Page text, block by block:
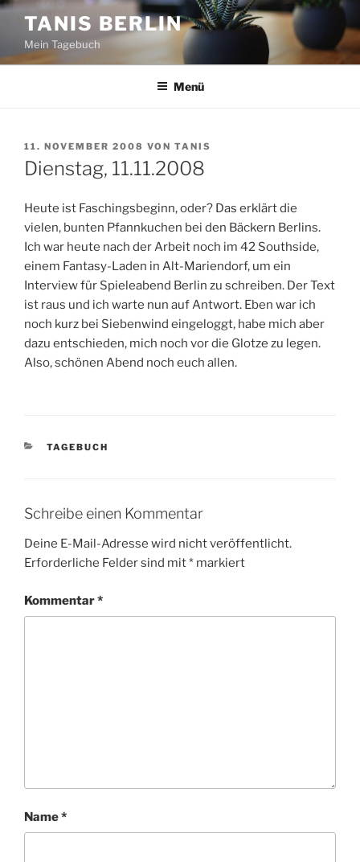
Zum
Inhalt
springen
TANIS BERLIN
Mein Tagebuch
Menü
VERÖFFENTLICHT
AM
11. NOVEMBER 2008 VON TANIS
Dienstag, 11.11.2008
Heute ist Faschingsbeginn, oder? Das erklärt die
vielen, bunten Pfannkuchen bei den Bäckern Berlins.
Ich war heute nach der Arbeit noch im 42 Southside,
einem Fantasy-Laden in Alt-Mariendorf, um ein
Interview für Spieleabend Berlin zu schreiben. Der Text
ist raus und ich warte nun auf Antwort. Eben war ich
noch kurz bei Siebenwind eingeloggt, habe mich aber
dazu entschieden, mich noch vor die Glotze zu legen.
Also, schönen Abend noch euch allen.
KATEGORIEN
TAGEBUCH
Schreibe einen Kommentar
Deine E-Mail-Adresse wird nicht veröffentlicht.
Erforderliche Felder sind mit* markiert
Kommentar*
Name*